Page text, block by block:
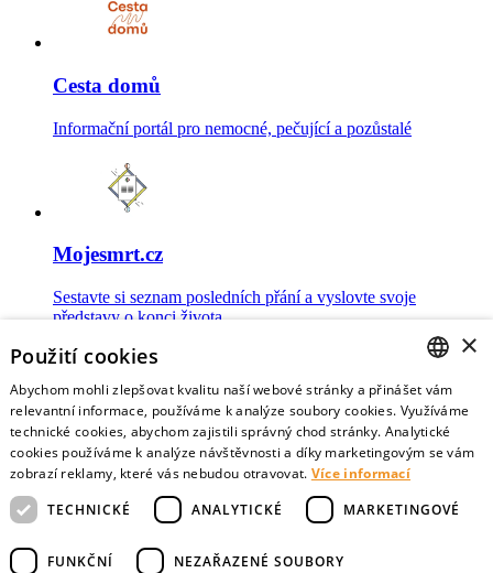
Cesta domů
Informační portál pro nemocné, pečující a pozůstalé
Mojesmrt.cz
Sestavte si seznam posledních přání a vyslovte svoje
představy o konci života
Data o umírání
Nejnovější data o postojích veřejnosti a zdravotníků k umírání
CZECH
ENGLISH
×
Použití cookies
Abychom mohli zlepšovat kvalitu naší webové stránky a přinášet vám
relevantní informace, používáme k analýze soubory cookies. Využíváme
technické cookies, abychom zajistili správný chod stránky. Analytické
cookies používáme k analýze návštěvnosti a díky marketingovým se vám
zobrazí reklamy, které vás nebudou otravovat. Více informací
TECHNICKÉ
ANALYTICKÉ MARKETINGOVÉ
FUNKČNÍ NEZAŘAZENÉ SOUBORY